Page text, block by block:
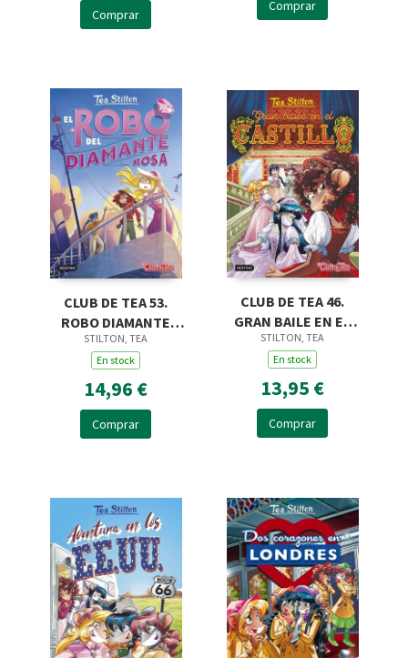
Comprar
Comprar
CLUB DE TEA 53.
ROBO DIAMANTE
ROSA
STILTON, TEA
En stock
14,96 €
Comprar
CLUB DE TEA 46.
GRAN BAILE EN EL
CASTILLO
STILTON, TEA
En stock
13,95 €
Comprar